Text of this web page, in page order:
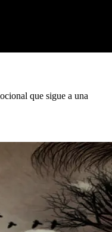
que sigue a una